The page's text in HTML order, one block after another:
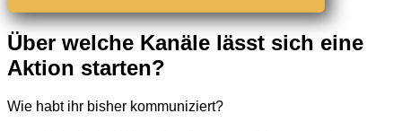
Über welche Kanäle lässt sich eine
Aktion starten?
Wie habt ihr bisher kommuniziert?